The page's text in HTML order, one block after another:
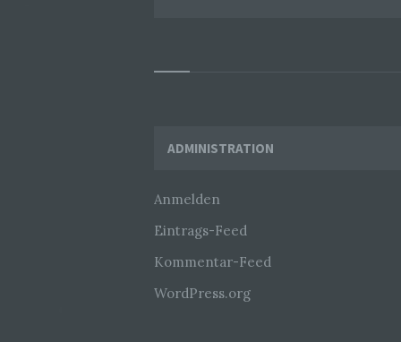
Widgets
ADMINISTRATION
Anmelden
Eintrags-Feed
Kommentar-Feed
WordPress.org